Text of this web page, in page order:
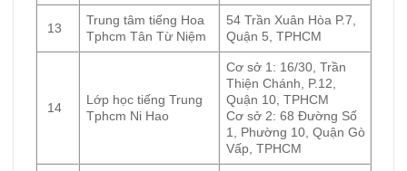
13
Trung tâm tiếng Hoa
Tphcm Tân Từ Niệm
54 Trần Xuân Hòa P.7,
Quận 5, TPHCM
14
Lớp học tiếng Trung
Tphcm Ni Hao
Cơ sở 1: 16/30, Trần
Thiện Chánh, P.12,
Quận 10, TPHCM
Cơ sở 2: 68 Đường Số
1, Phường 10, Quận Gò
Vấp, TPHCM